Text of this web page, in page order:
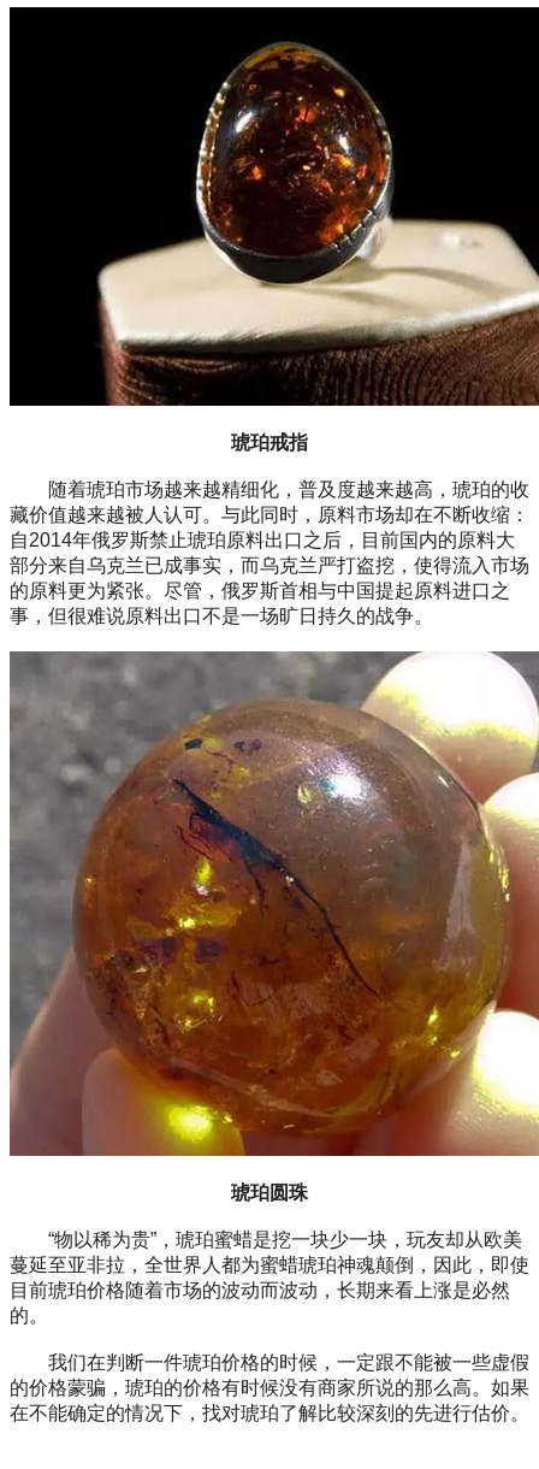
琥珀戒指
随着琥珀市场越来越精细化，普及度越来越高，琥珀的收
藏价值越来越被人认可。与此同时，原料市场却在不断收缩：
自2014年俄罗斯禁止琥珀原料出口之后，目前国内的原料大
部分来自乌克兰已成事实，而乌克兰严打盗挖，使得流入市场
的原料更为紧张。尽管，俄罗斯首相与中国提起原料进口之
事，但很难说原料出口不是一场旷日持久的战争。
琥珀圆珠
“物以稀为贵”，琥珀蜜蜡是挖一块少一块，玩友却从欧美
蔓延至亚非拉，全世界人都为蜜蜡琥珀神魂颠倒，因此，即使
目前琥珀价格随着市场的波动而波动，长期来看上涨是必然
的。
我们在判断一件琥珀价格的时候，一定跟不能被一些虚假
的价格蒙骗，琥珀的价格有时候没有商家所说的那么高。如果
在不能确定的情况下，找对琥珀了解比较深刻的先进行估价。